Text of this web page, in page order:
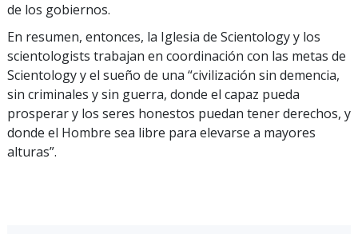
de los gobiernos.
En resumen, entonces, la Iglesia de Scientology y los
scientologists trabajan en coordinación con las metas de
Scientology y el sueño de una “civilización sin demencia,
sin criminales y sin guerra, donde el capaz pueda
prosperar y los seres honestos puedan tener derechos, y
donde el Hombre sea libre para elevarse a mayores
alturas”.